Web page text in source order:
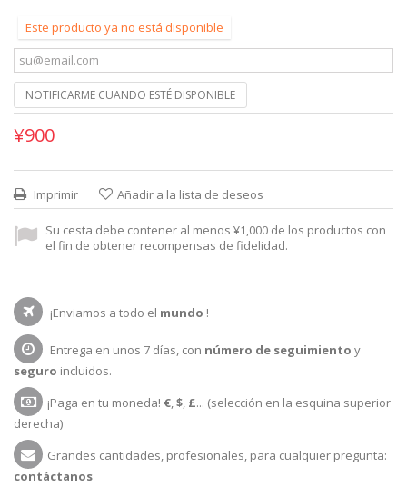
Este producto ya no está disponible
NOTIFICARME CUANDO ESTÉ DISPONIBLE
¥900
Imprimir Añadir a la lista de deseos
Su cesta debe contener al menos ¥1,000 de los productos con
el fin de obtener recompensas de fidelidad.
¡Enviamos a todo el mundo !
Entrega en unos 7 días, con número de seguimiento y
seguro incluidos.
¡Paga en tu moneda! €,$, £... (selección en la esquina superior
derecha)
Grandes cantidades, profesionales, para cualquier pregunta:
contáctanos